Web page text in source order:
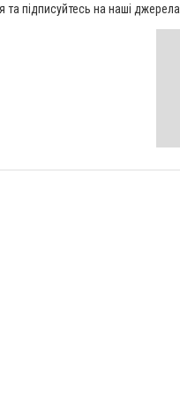
та підписуйтесь на наші джерела